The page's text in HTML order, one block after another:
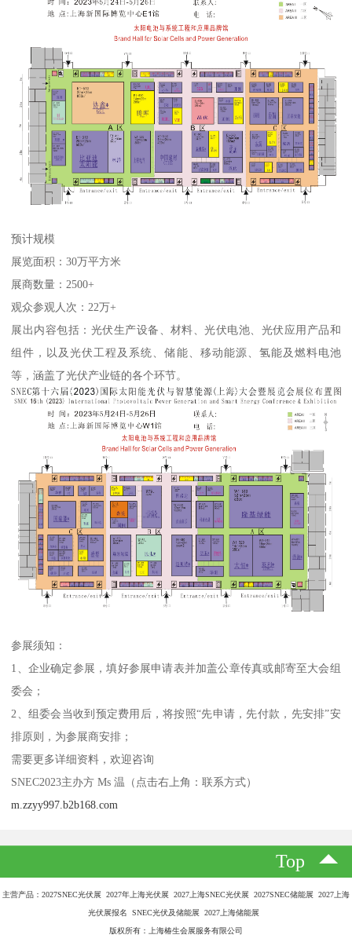
预计规模
展览面积：30万平方米
展商数量：2500+
观众参观人次：22万+
展出内容包括：光伏生产设备、材料、光伏电池、光伏应用产品和
组件，以及光伏工程及系统、储能、移动能源、氢能及燃料电池
等，涵盖了光伏产业链的各个环节。
参展须知：
1、企业确定参展，填好参展申请表并加盖公章传真或邮寄至大会组
委会；
2、组委会当收到预定费用后，将按照“先申请，先付款，先安排”安
排原则，为参展商安排；
需要更多详细资料，欢迎咨询
SNEC2023主办方 Ms 温（点击右上角：联系方式）
m.zzyy997.b2b168.com
Top
主营产品：2027SNEC光伏展 2027年上海光伏展 2027上海SNEC光伏展 2027SNEC储能展 2027上海
光伏展报名 SNEC光伏及储能展 2027上海储能展
版权所有：上海椿生会展服务有限公司